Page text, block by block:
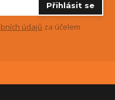
Přihlásit se
údajů za účelem